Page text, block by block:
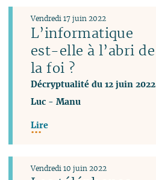
L’informatique
est-elle à l’abri de
la foi ?
Décryptualité du 12 juin 2022
Vendredi 17 juin 2022
Luc -Manu
Lire
Vendredi 10 juin 2022